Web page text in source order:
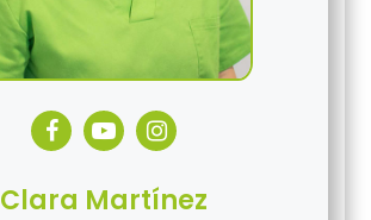
Clara Martínez